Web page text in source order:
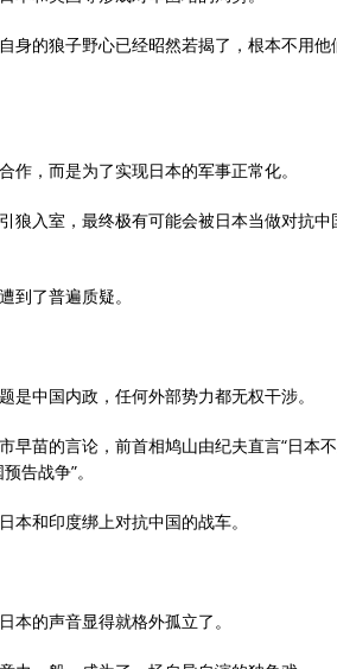
身的狼子野心已经昭然若揭了，根本不用
作，而是为了实现日本的军事正常化。
狼入室，最终极有可能会被日本当做对抗
到了普遍质疑。
是中国内政，任何外部势力都无权干涉。
早苗的言论，前首相鸠山由纪夫直言“日本
告战争”。
本和印度绑上对抗中国的战车。
本的声音显得就格外孤立了。